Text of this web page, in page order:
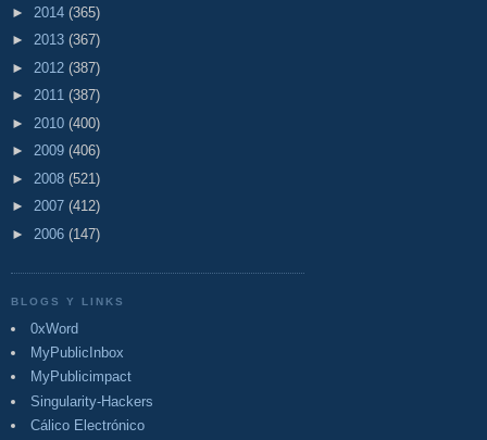
► 2014 (365)
► 2013 (367)
► 2012 (387)
► 2011 (387)
► 2010 (400)
► 2009 (406)
► 2008 (521)
► 2007 (412)
► 2006 (147)
BLOGS Y LINKS
0xWord
MyPublicInbox
MyPublicimpact
Singularity-Hackers
Cálico Electrónico